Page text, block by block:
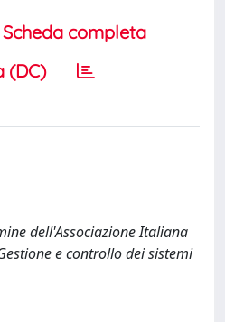
Scheda completa
(DC)
dell'Associazione Italiana
e controllo dei sistemi